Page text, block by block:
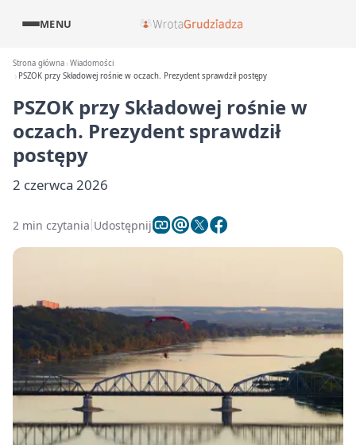
MENU
Strona główna Wiadomości
PSZOK przy Składowej rośnie w oczach. Prezydent sprawdził postępy
PSZOK przy Składowej rośnie w
oczach. Prezydent sprawdził
postępy
2 czerwca 2026
2 min czytania Udostępnij